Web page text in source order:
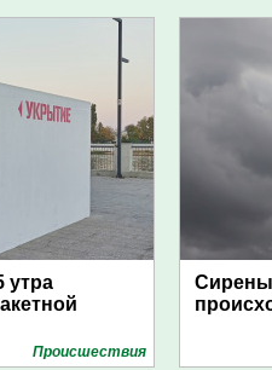
утра
Проиcшествия
Сирены